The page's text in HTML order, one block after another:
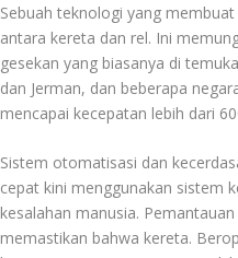
Sebuah teknologi yang
antara kereta dan rel. Ini
gesekan yang biasanya di
dan Jerman, dan beberapa
mencapai kecepatan lebih dari
Sistem otomatisasi dan
cepat kini menggunakan sistem
kesalahan manusia.
memastikan bahwa kereta.